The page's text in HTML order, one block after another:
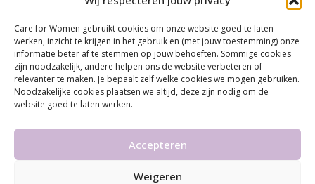
Care for Women gebruikt cookies om onze website goed te laten
werken, inzicht te krijgen in het gebruik en (met jouw toestemming) onze
informatie beter af te stemmen op jouw behoeften. Sommige cookies
zijn noodzakelijk, andere helpen ons de website verbeteren of
relevanter te maken. Je bepaalt zelf welke cookies we mogen gebruiken.
Noodzakelijke cookies plaatsen we altijd, deze zijn nodig om de
website goed te laten werken.
Accepteren
Weigeren
Care for Women is de eerste organisatie die zich inzet op het gebied
van hormonale problemen bij vrouwen. Met ruim 100 locaties
behoort Care for Women tot één van de grootste organisaties op dit
vakgebied...